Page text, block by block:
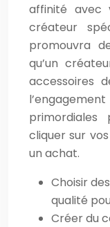
affinité avec
créateur
promouvra
qu’un
accessoires
cliquer sur
un achat.
Choisir
qualité
Créer du